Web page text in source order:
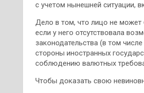
с учетом нынешней ситуации,
Дело в том, что лицо не может
если у него отсутствовала
законодательства (в том
стороны иностранных
соблюдению валютных
Чтобы доказать свою